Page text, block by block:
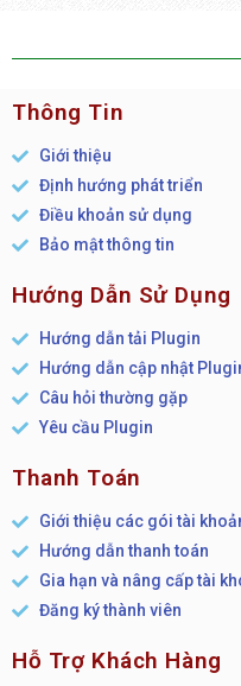
Thông Tin
Giới thiệu
Định hướng phát triển
Điều khoản sử dụng
Bảo mật thông tin
Hướng Dẫn Sử Dụng
Hướng dẫn tải Plugin
Hướng dẫn cập nhật
Câu hỏi thường gặp
Yêu cầu Plugin
Thanh Toán
Giới thiệu các gói tài
Hướng dẫn thanh toán
Gia hạn và nâng cấp tài
Đăng ký thành viên
Hỗ Trợ Khách Hàng